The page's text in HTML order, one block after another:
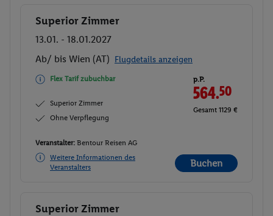
Buchen
Superior Zimmer
13.01. - 18.01.2027
Ab/ bis Wien (AT) Flugdetails anzeigen
Flex Tarif zubuchbar
Superior Zimmer
Ohne Verpflegung
p.P.
564.50
Gesamt 1129 €
Veranstalter: Bentour Reisen AG
Weitere Informationen des
Veranstalters
Buchen
Buchen
Superior Zimmer